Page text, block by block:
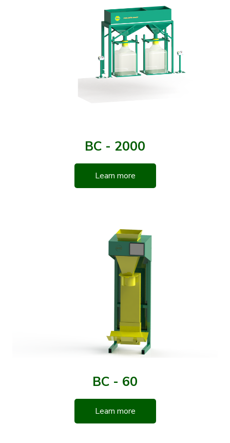
BC - 2000
Learn more
BC - 60
Learn more